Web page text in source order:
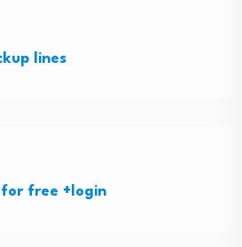
lines
free +login